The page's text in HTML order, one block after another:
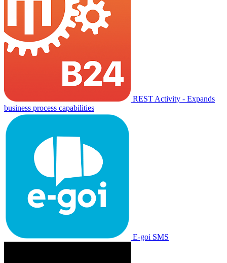
REST Activity - Expands
business process capabilities
E-goi SMS